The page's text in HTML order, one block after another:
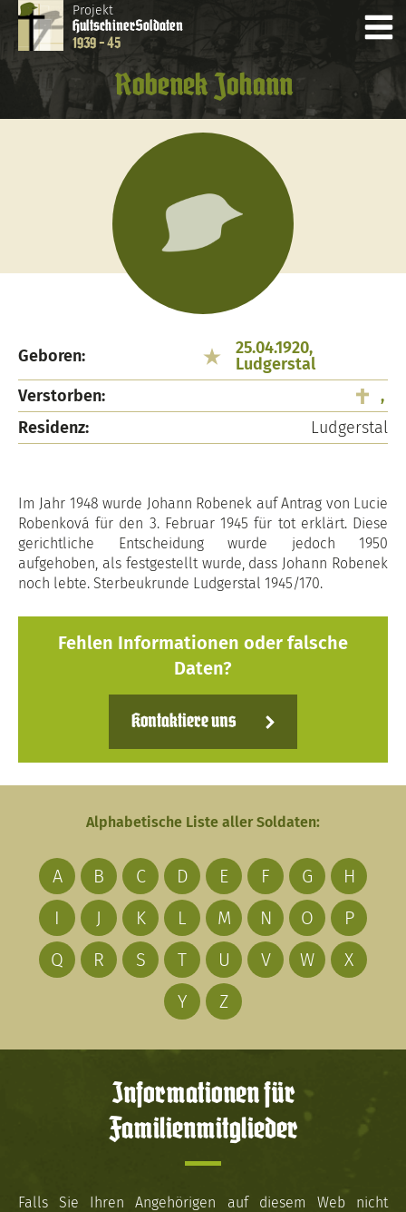
Projekt
HultschinerSoldaten
1939 - 45
Robenek Johann
Geboren:
25.04.1920,
Ludgerstal
Verstorben:
,
Residenz:
Ludgerstal
Im Jahr 1948 wurde Johann Robenek auf Antrag von Lucie
Robenková für den 3. Februar 1945 für tot erklärt. Diese
gerichtliche Entscheidung wurde jedoch 1950
aufgehoben, als festgestellt wurde, dass Johann Robenek
noch lebte. Sterbeukrunde Ludgerstal 1945/170.
Fehlen Informationen oder falsche
Daten?
Kontaktiere uns
Alphabetische Liste aller Soldaten:
A B C D E F G
H
I
J K L M N O
P
Q
R S T U V W
X
Y
Z
Informationen für
Familienmitglieder
Falls Sie Ihren Angehörigen auf diesem Web nicht